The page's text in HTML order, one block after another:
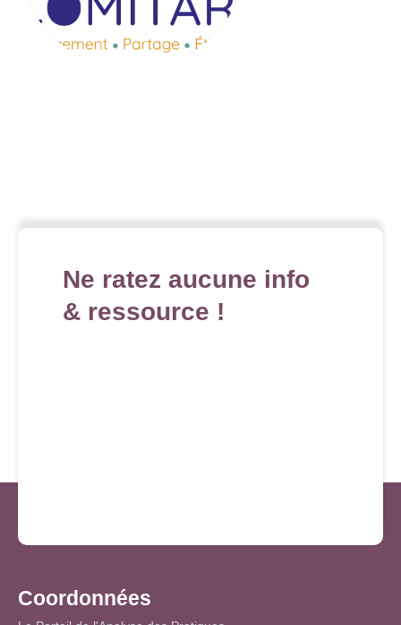
Ne ratez aucune info
& ressource !
Coordonnées